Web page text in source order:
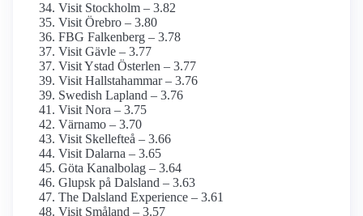
Visit Stockholm – 3.82
Visit Örebro – 3.80
FBG Falkenberg – 3.78
Visit Gävle – 3.77
Visit Ystad Österlen – 3.77
Visit Hallstahammar – 3.76
Swedish Lapland – 3.76
Visit Nora – 3.75
Värnamo – 3.70
Visit Skellefteå – 3.66
Visit Dalarna – 3.65
Göta Kanalbolag – 3.64
Glupsk på Dalsland – 3.63
The Dalsland Experience – 3.61
Visit Småland – 3.57